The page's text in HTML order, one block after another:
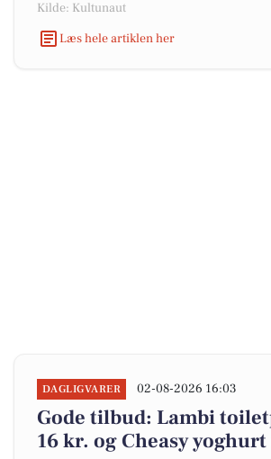
Kilde: Kultunaut
Læs hele artiklen her
DAGLIGVARER 02-08-2026 16:03
Gode tilbud: Lambi
16 kr. og Cheasy